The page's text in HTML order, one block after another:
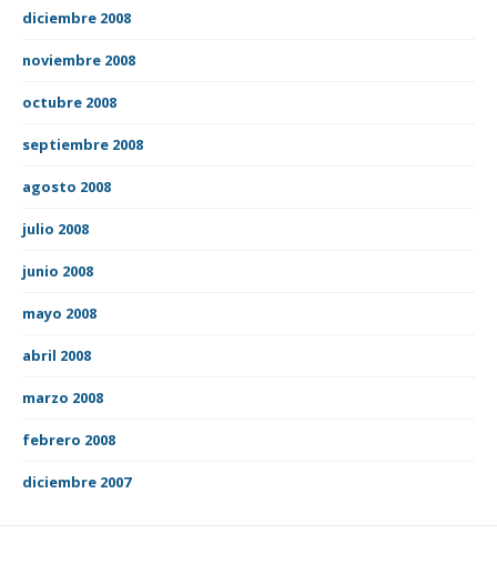
diciembre 2008
noviembre 2008
octubre 2008
septiembre 2008
agosto 2008
julio 2008
junio 2008
mayo 2008
abril 2008
marzo 2008
febrero 2008
diciembre 2007